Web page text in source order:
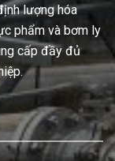
lượng hóa
phẩm và bơm ly
cấp đầy đủ